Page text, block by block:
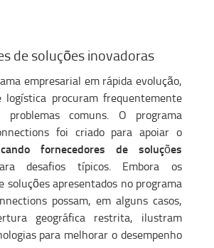
de soluções inovadoras
empresarial em rápida evolução,
logística procuram frequentemente
problemas comuns. O programa
foi criado para apoiar o
fornecedores de soluções
desafios típicos. Embora os
soluções apresentados no programa
possam, em alguns casos,
geográfica restrita, ilustram
para melhorar o desempenho